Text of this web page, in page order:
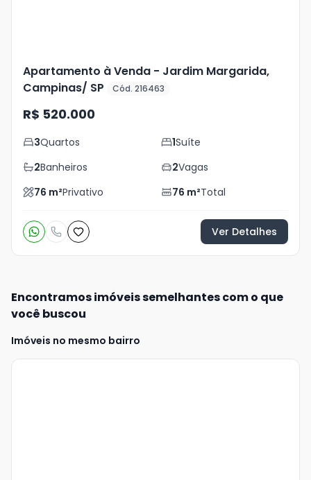
Apartamento à Venda - Jardim Margarida,
Campinas/ SP
Cód. 216463
R$ 520.000
3Quartos 1Suíte
2Banheiros 2Vagas
76 m²Privativo 76 m²Total
Ver Detalhes
Encontramos imóveis semelhantes com o que
você buscou
Imóveis no mesmo bairro